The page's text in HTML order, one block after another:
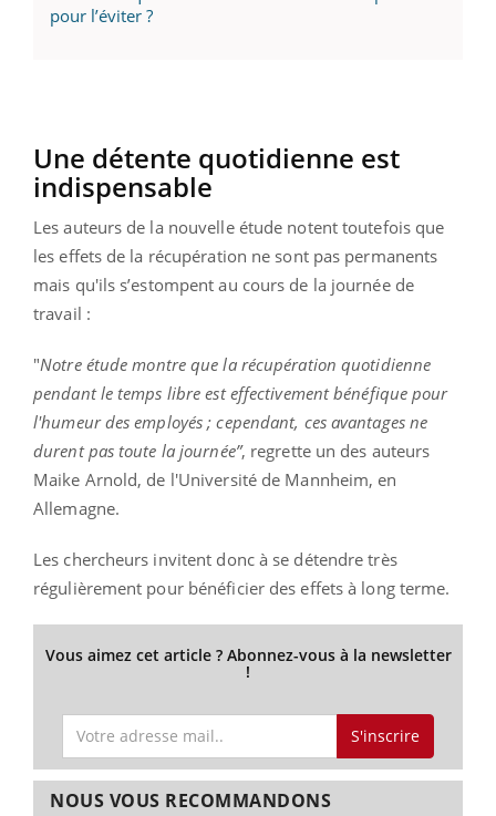
pour l’éviter ?
Une détente quotidienne est
indispensable
Les auteurs de la nouvelle étude notent toutefois que
les effets de la récupération ne sont pas permanents
mais qu'ils s’estompent au cours de la journée de
travail :
"Notre étude montre que la récupération quotidienne
pendant le temps libre est effectivement bénéfique pour
l'humeur des employés ; cependant, ces avantages ne
durent pas toute la journée”, regrette un des auteurs
Maike Arnold, de l'Université de Mannheim, en
Allemagne.
Les chercheurs invitent donc à se détendre très
régulièrement pour bénéficier des effets à long terme.
Vous aimez cet article ? Abonnez-vous à la newsletter
!
S'inscrire
NOUS VOUS RECOMMANDONS